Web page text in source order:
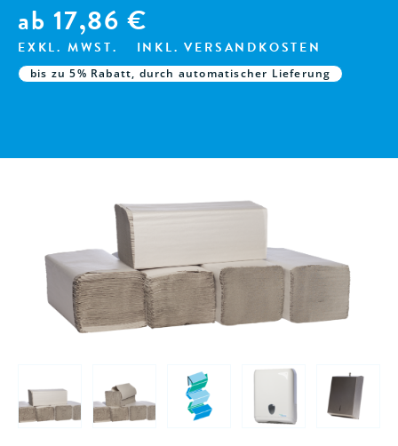
ab 17,86 €
EXKL. MWST. INKL. VERSANDKOSTEN
bis zu 5% Rabatt, durch automatischer Lieferung